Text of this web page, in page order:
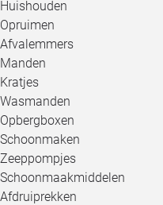
Huishouden
Opruimen
Afvalemmers
Manden
Kratjes
Wasmanden
Opbergboxen
Schoonmaken
Zeeppompjes
Schoonmaakmiddelen
Afdruiprekken